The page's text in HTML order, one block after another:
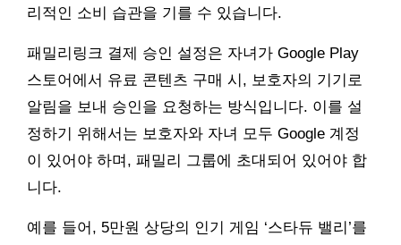
리적인 소비 습관을 기를 수 있습니다.
패밀리링크 결제 승인 설정은 자녀가 Google Play
스토어에서 유료 콘텐츠 구매 시, 보호자의 기기로
알림을 보내 승인을 요청하는 방식입니다. 이를 설
정하기 위해서는 보호자와 자녀 모두 Google 계정
이 있어야 하며, 패밀리 그룹에 초대되어 있어야 합
니다.
예를 들어, 5만원 상당의 인기 게임 ‘스타듀 밸리’를